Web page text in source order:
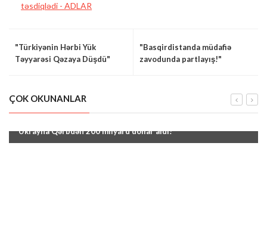
təsdiqlədi - ADLAR
"Türkiyənin Hərbi Yük
Təyyarəsi Qəzaya Düşdü"
"Basqirdistanda müdafiə
zavodunda partlayış!"
ÇOK OKUNANLAR
"Ukrayna Qərbdən 200 milyard dollar aldı!"